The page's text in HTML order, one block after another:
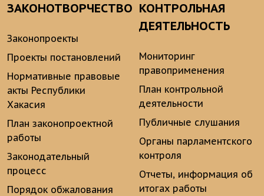
ЗАКОНОТВОРЧЕСТВО
Законопроекты
Проекты постановлений
Нормативные правовые
акты Республики
Хакасия
План законопроектной
работы
Законодательный
процесс
Порядок обжалования
КОНТРОЛЬНАЯ
ДЕЯТЕЛЬНОСТЬ
Мониторинг
правоприменения
План контрольной
деятельности
Публичные слушания
Органы парламентского
контроля
Отчеты, информация об
итогах работы